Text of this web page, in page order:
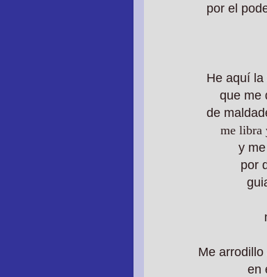
por el
He aquí la
que me
de
me libra
y
por
Me
en